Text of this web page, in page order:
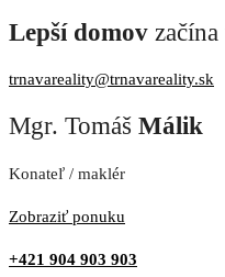
Lepší domov začína
trnavareality@trnavareality.sk
Mgr. Tomáš Málik
Konateľ / maklér
Zobraziť ponuku
+421 904 903 903